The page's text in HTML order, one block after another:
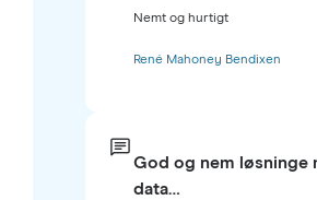
Nemt og hurtigt
René Mahoney Bendixen
God og nem løsninge
data…